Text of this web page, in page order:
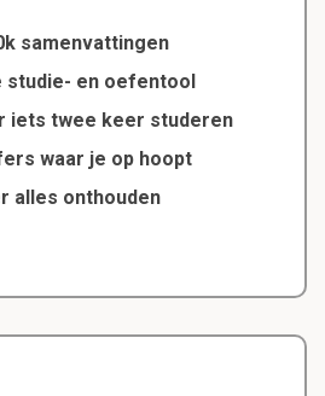
samenvattingen
studie- en oefentool
iets twee keer studeren
waar je op hoopt
alles onthouden